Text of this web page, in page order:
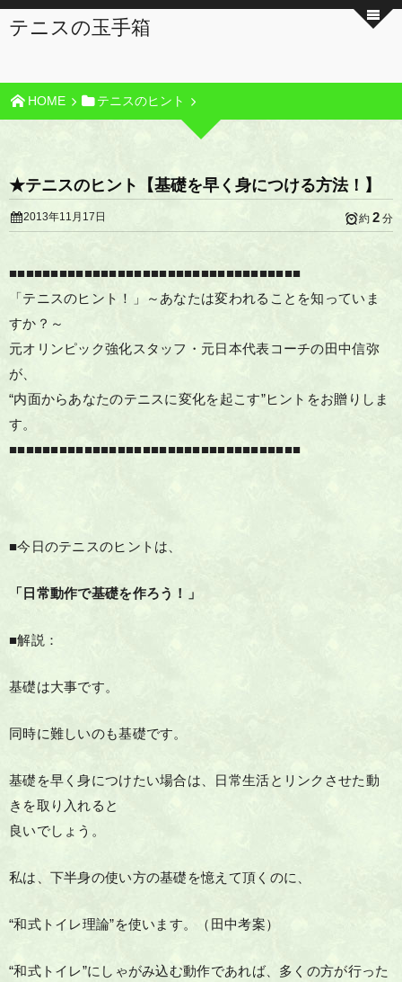
テニスの玉手箱
HOME テニスのヒント
★テニスのヒント【基礎を早く身につける方法！】
2013年11月17日 約 2 分
■■■■■■■■■■■■■■■■■■■■■■■■■■■■■■■■■■■
「テニスのヒント！」～あなたは変われることを知っていま
すか？～
元オリンピック強化スタッフ・元日本代表コーチの田中信弥
が、
“内面からあなたのテニスに変化を起こす”ヒントをお贈りしま
す。
■■■■■■■■■■■■■■■■■■■■■■■■■■■■■■■■■■■
■今日のテニスのヒントは、
「日常動作で基礎を作ろう！」
■解説：
基礎は大事です。
同時に難しいのも基礎です。
基礎を早く身につけたい場合は、日常生活とリンクさせた動
きを取り入れると
良いでしょう。
私は、下半身の使い方の基礎を憶えて頂くのに、
“和式トイレ理論”を使います。（田中考案）
“和式トイレ”にしゃがみ込む動作であれば、多くの方が行った